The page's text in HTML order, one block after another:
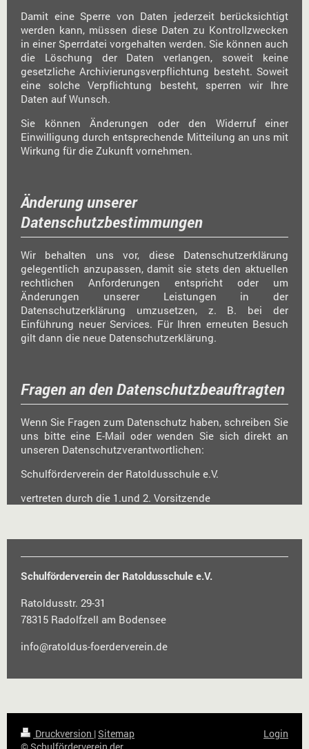
Damit eine Sperre von Daten jederzeit berücksichtigt
werden kann, müssen diese Daten zu Kontrollzwecken
in einer Sperrdatei vorgehalten werden. Sie können auch
die Löschung der Daten verlangen, soweit keine
gesetzliche Archivierungsverpflichtung besteht. Soweit
eine solche Verpflichtung besteht, sperren wir Ihre
Daten auf Wunsch.
Sie können Änderungen oder den Widerruf einer
Einwilligung durch entsprechende Mitteilung an uns mit
Wirkung für die Zukunft vornehmen.
Änderung unserer
Datenschutzbestimmungen
Wir behalten uns vor, diese Datenschutzerklärung
gelegentlich anzupassen, damit sie stets den aktuellen
rechtlichen Anforderungen entspricht oder um
Änderungen unserer Leistungen in der
Datenschutzerklärung umzusetzen, z. B. bei der
Einführung neuer Services. Für Ihren erneuten Besuch
gilt dann die neue Datenschutzerklärung.
Fragen an den Datenschutzbeauftragten
Wenn Sie Fragen zum Datenschutz haben, schreiben Sie
uns bitte eine E-Mail oder wenden Sie sich direkt an
unseren Datenschutzverantwortlichen:
Schulförderverein der Ratoldusschule e.V.
vertreten durch die 1.und 2. Vorsitzende
Schulförderverein der Ratoldusschule e.V.
Ratoldusstr. 29-31
78315 Radolfzell am Bodensee
info@ratoldus-foerderverein.de
Druckversion |Sitemap
© Schulförderverein der
Login